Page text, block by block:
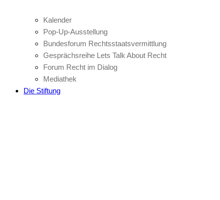
Kalender
Pop-Up-Ausstellung
Bundesforum Rechtsstaatsvermittlung
Gesprächsreihe Lets Talk About Recht
Forum Recht im Dialog
Mediathek
Die Stiftung